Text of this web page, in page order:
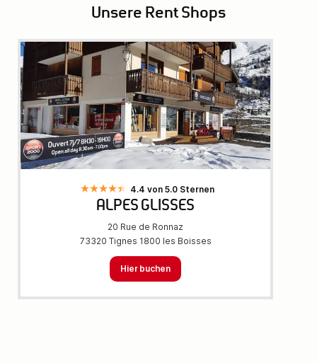
Unsere Rent Shops
4.4 von 5.0 Sternen
ALPES GLISSES
20 Rue de Ronnaz
73320 Tignes 1800 les Boisses
Hier buchen